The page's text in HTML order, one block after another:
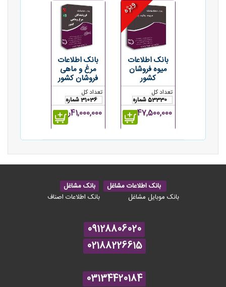
ویژه
بانک اطلاعات
میوه فروشان
کشور
تعداد کل
53330 شماره
47,500,000ریال
بانک اطلاعات
مرغ و ماهی
فروشان کشور
تعداد کل
31036 شماره
41,000,000ریال
بانک اطلاعات مشاغل
بانک مشاغل
بانک موبایل مشاغل
بانک اطلاعات اصناف
09128806020
02188226615
03134420184